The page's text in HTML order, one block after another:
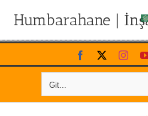
Humbarahane |
Skip
to
Facebook
Git...